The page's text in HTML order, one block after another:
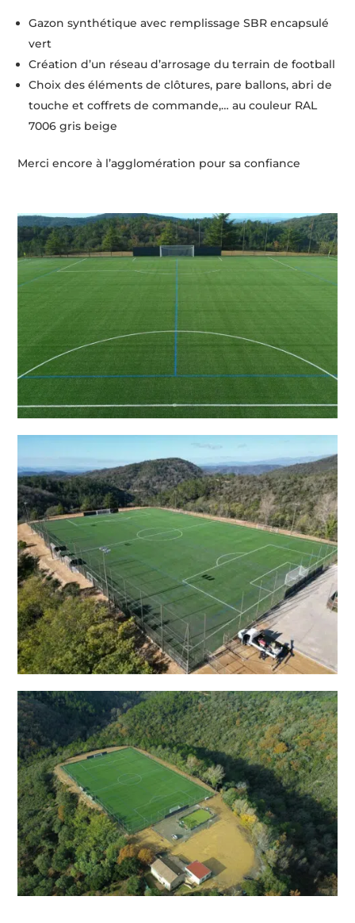
Gazon synthétique avec remplissage SBR encapsulé
vert
Création d’un réseau d’arrosage du terrain de football
Choix des éléments de clôtures, pare ballons, abri de
touche et coffrets de commande,… au couleur RAL
7006 gris beige
Merci encore à l’agglomération pour sa confiance